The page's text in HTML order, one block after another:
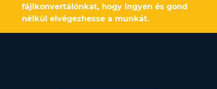
fájlkonvertálónkat, hogy ingyen és gond
nélkül elvégezhesse a munkát.